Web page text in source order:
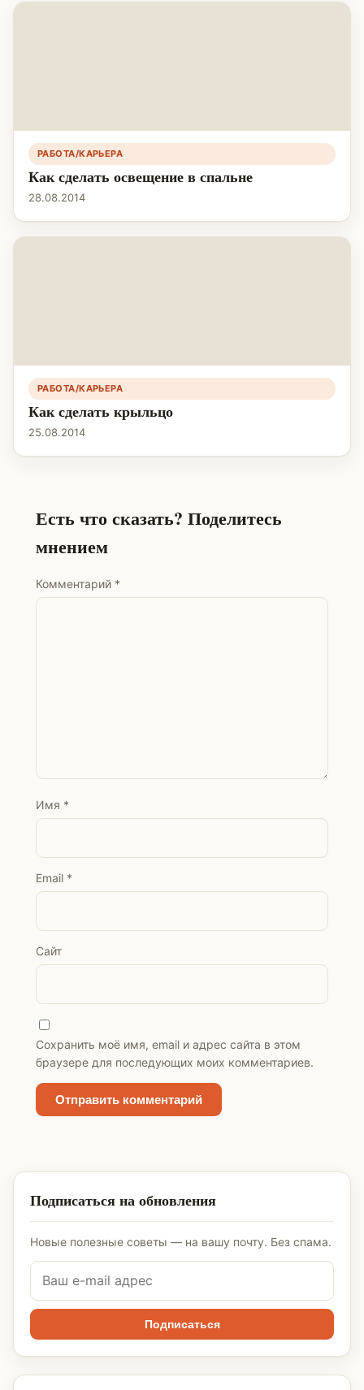
РАБОТА/КАРЬЕРА
Как сделать освещение в спальне
28.08.2014
РАБОТА/КАРЬЕРА
Как сделать крыльцо
25.08.2014
Есть что сказать? Поделитесь
мнением
Комментарий *
Имя *
Email *
Сайт
Сохранить моё имя, email и адрес сайта в этом
браузере для последующих моих комментариев.
Подписаться на обновления
Новые полезные советы — на вашу почту. Без спама.
Подписаться